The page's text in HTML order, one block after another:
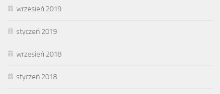
wrzesień 2019
styczeń 2019
wrzesień 2018
styczeń 2018